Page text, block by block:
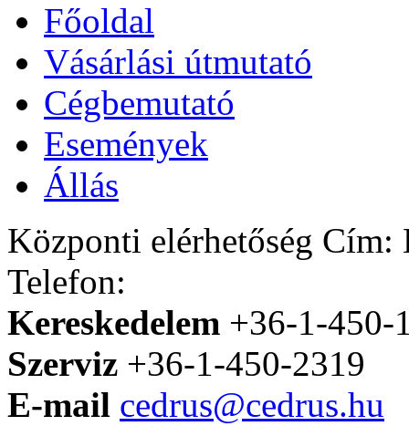
Főoldal
Vásárlási útmutató
Cégbemutató
Események
Állás
Központi elérhetőség Cím:
Telefon:
Kereskedelem +36-1-450-
Szerviz +36-1-450-2319
E-mail cedrus@cedrus.hu